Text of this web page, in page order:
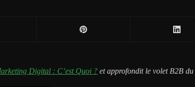
Digital : C’est Quoi ? et approfondit le volet B2B du